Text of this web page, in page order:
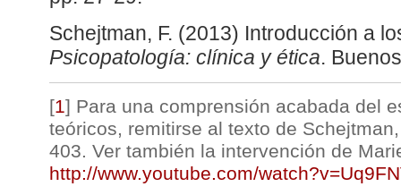
Schejtman, F. (2013) Introducción a
Psicopatología: clínica y ética.
[1] Para una comprensión acabada del
teóricos, remitirse al texto de
403. Ver también la intervención de
http://www.youtube.com/